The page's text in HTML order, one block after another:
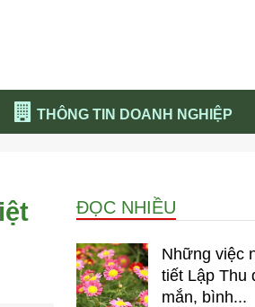
THÔNG TIN DOANH NGHIỆP
Nổi bật báo nga
Thư viện media
Phân tích thị trường Nga 2026
ĐỌC NHIỀU
Những việc
tiết Lập Thu
mắn, bình...